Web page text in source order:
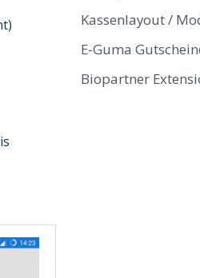
Kassenlayout /
E-Guma
Biopartner